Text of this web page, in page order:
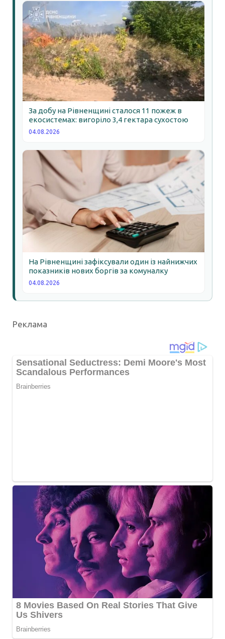
За добу на Рівненщині сталося 11 пожеж в
екосистемах: вигоріло 3,4 гектара сухостою
04.08.2026
На Рівненщині зафіксували один із найнижчих
показників нових боргів за комуналку
04.08.2026
Реклама